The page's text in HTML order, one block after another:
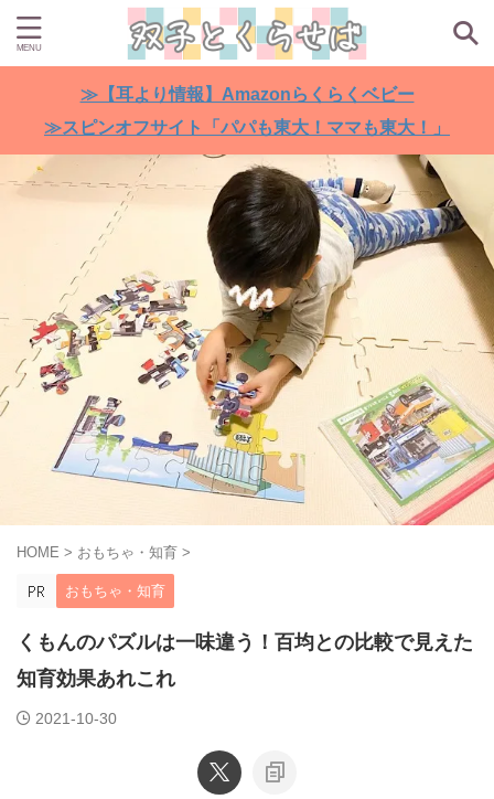
≫【耳より情報】Amazonらくらくベビー
≫スピンオフサイト「パパも東大！ママも東大！」
HOME > おもちゃ・知育 >
おもちゃ・知育
くもんのパズルは一味違う！百均との比較で見えた
知育効果あれこれ
2021-10-30